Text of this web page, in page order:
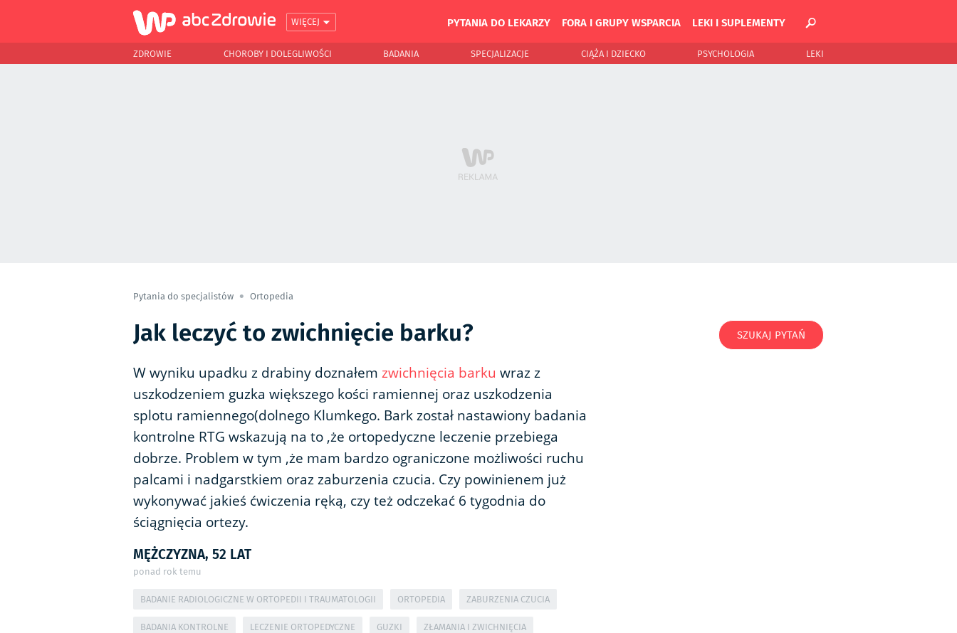
WIĘCEJ PYTANIA DO LEKARZY FORA I GRUPY WSPARCIA LEKI I SUPLEMENTY
ZDROWIE CHOROBY I DOLEGLIWOŚCI BADANIA SPECJALIZACJE CIĄŻA I DZIECKO PSYCHOLOGIA LEKI
Pytania do specjalistów Ortopedia
Jak leczyć to zwichnięcie barku?
W wyniku upadku z drabiny doznałem zwichnięcia barku wraz z
uszkodzeniem guzka większego kości ramiennej oraz uszkodzenia
splotu ramiennego(dolnego Klumkego. Bark został nastawiony badania
kontrolne RTG wskazują na to ,że ortopedyczne leczenie przebiega
dobrze. Problem w tym ,że mam bardzo ograniczone możliwości ruchu
palcami i nadgarstkiem oraz zaburzenia czucia. Czy powinienem już
wykonywać jakieś ćwiczenia ręką, czy też odczekać 6 tygodnia do
ściągnięcia ortezy.
MĘŻCZYZNA, 52 LAT
ponad rok temu
BADANIE RADIOLOGICZNE W ORTOPEDII I TRAUMATOLOGII ORTOPEDIA ZABURZENIA CZUCIA
BADANIA KONTROLNE LECZENIE ORTOPEDYCZNE GUZKI ZŁAMANIA I ZWICHNIĘCIA
SZUKAJ PYTAŃ